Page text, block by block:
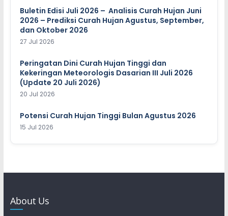
Buletin Edisi Juli 2026 – Analisis Curah Hujan Juni
2026 – Prediksi Curah Hujan Agustus, September,
dan Oktober 2026
27 Jul 2026
Peringatan Dini Curah Hujan Tinggi dan
Kekeringan Meteorologis Dasarian III Juli 2026
(Update 20 Juli 2026)
20 Jul 2026
Potensi Curah Hujan Tinggi Bulan Agustus 2026
15 Jul 2026
About Us